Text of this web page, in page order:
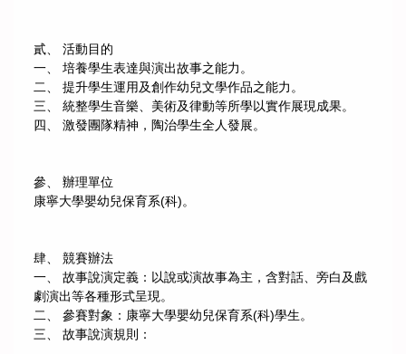
貳、 活動目的
一、 培養學生表達與演出故事之能力。
二、 提升學生運用及創作幼兒文學作品之能力。
三、 統整學生音樂、美術及律動等所學以實作展現成果。
四、 激發團隊精神，陶治學生全人發展。
參、 辦理單位
康寧大學嬰幼兒保育系(科)。
肆、 競賽辦法
一、 故事說演定義：以說或演故事為主，含對話、旁白及戲
劇演出等各種形式呈現。
二、 參賽對象：康寧大學嬰幼兒保育系(科)學生。
三、 故事說演規則：